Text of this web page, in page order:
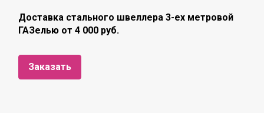
Доставка стального швеллера 3-ех метровой
ГАЗелью от 4 000 руб.
Заказать